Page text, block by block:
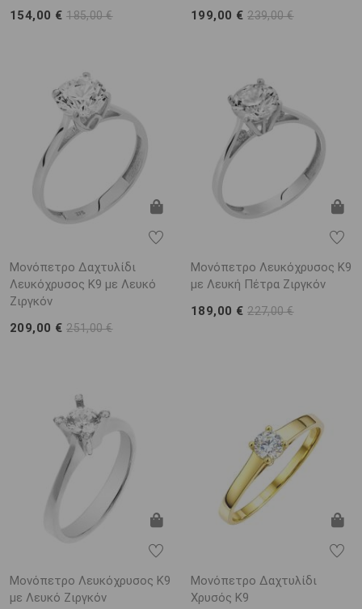
154,00 €185,00 €
199,00 €239,00 €
Μονόπετρο Δαχτυλίδι
Λευκόχρυσος Κ9 με Λευκό
Ζιργκόν
209,00 €251,00 €
Μονόπετρο Λευκόχρυσος Κ9
με Λευκή Πέτρα Ζιργκόν
189,00 €227,00 €
Μονόπετρο Λευκόχρυσος Κ9
με Λευκό Ζιργκόν
Μονόπετρο Δαχτυλίδι
Χρυσός Κ9